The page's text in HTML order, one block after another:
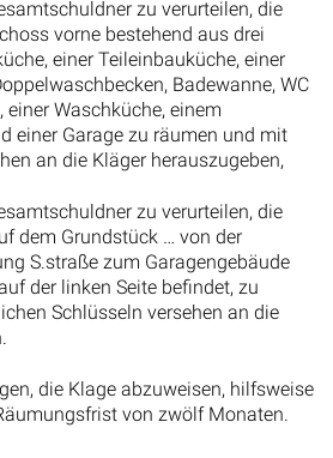
vorne bestehend aus drei
einer Teileinbauküche, einer
Badewanne, WC
Waschküche, einem
einer Garage zu räumen und mit
an die Kläger herauszugeben,
dem Grundstück … von der
S.straße zum Garagengebäude
der linken Seite befindet, zu
Schlüsseln versehen an die
von zwölf Monaten.